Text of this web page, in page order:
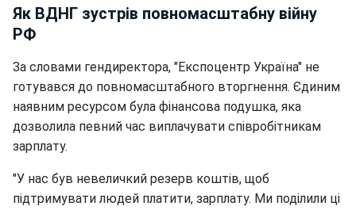
Як ВДНГ зустрів повномасштабну війну
РФ
За словами гендиректора, "Експоцентр Україна" не
готувався до повномасштабного вторгнення. Єдиним
наявним ресурсом була фінансова подушка, яка
дозволила певний час виплачувати співробітникам
зарплату.
"У нас був невеличкий резерв коштів, щоб
підтримувати людей платити, зарплату. Ми поділили ці